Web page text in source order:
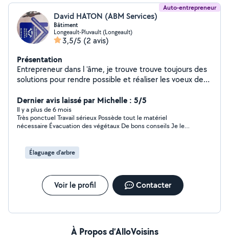
Auto-entrepreneur
David HATON (ABM Services)
Bâtiment
Longeault-Pluvault (Longeault)
3,5/5 (2 avis)
Présentation
Entrepreneur dans l 'âme, je trouve trouve toujours des
solutions pour rendre possible et réaliser les voeux de
Dernier avis laissé par Michelle : 5/5
Il y a plus de 6 mois
Très ponctuel Travail sérieux Possède tout le matériel
nécessaire Évacuation des végétaux De bons conseils Je le
Élaguage d'arbre
Voir le profil Contacter
À Propos d’AlloVoisins